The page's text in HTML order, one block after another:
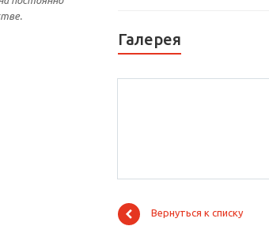
Галерея
Вернуться к списку